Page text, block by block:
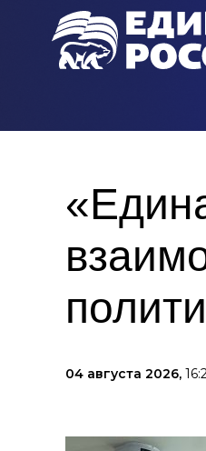
04 августа 2026,